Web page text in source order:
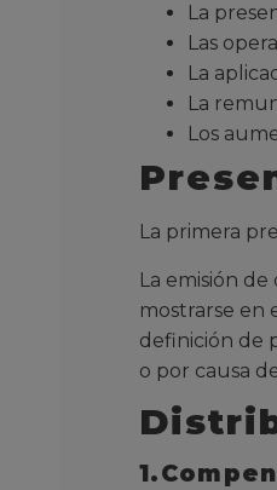
La
Las
La
La
Los
La primera
La emisión
mostrarse en
definición de
o por causa